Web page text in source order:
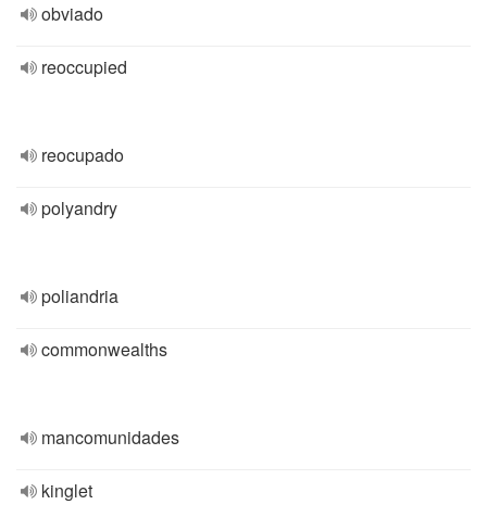
obviado
reoccupied
reocupado
polyandry
poliandria
commonwealths
mancomunidades
kinglet